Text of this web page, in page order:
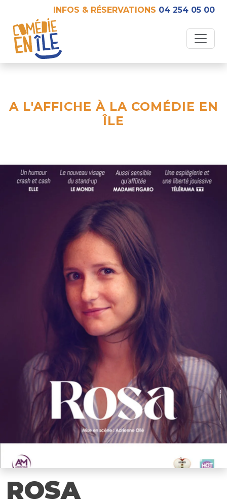
INFOS & RÉSERVATIONS 04 254 05 00
A L'AFFICHE À LA COMÉDIE EN
ÎLE
ROSA